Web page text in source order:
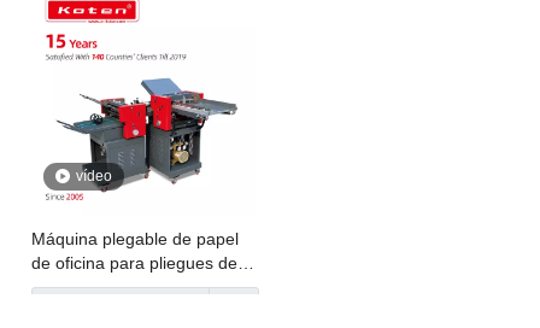
vídeo
Máquina plegable de papel
de oficina para pliegues de
papel plegado